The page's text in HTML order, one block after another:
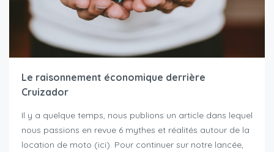
Le raisonnement économique derrière
Cruizador
Il y a quelque temps, nous publions un article dans lequel
nous passions en revue 6 mythes et réalités autour de la
location de moto (ici). Pour continuer sur notre lancée,